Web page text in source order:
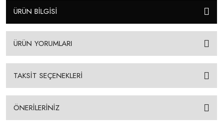
ÜRÜN BİLGİSİ
ÜRÜN YORUMLARI
TAKSİT SEÇENEKLERİ
ÖNERİLERİNİZ